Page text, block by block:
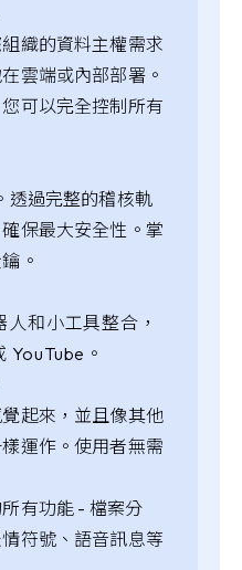
織的資料主權需求
雲端或內部部署。
可以完全控制所有
透過完整的稽核軌
保最大安全性。掌
。
和小工具整合，
YouTube。
起來，並且像其他
運作。使用者無需
有功能 - 檔案分
符號、語音訊息等